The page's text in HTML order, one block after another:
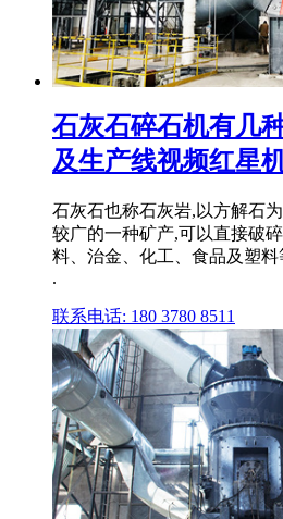
石灰石碎石机有几
及生产线视频红星
石灰石也称石灰岩,以方解石
较广的一种矿产,可以直接破
料、治金、化工、食品及塑
.
联系电话: 180 3780 8511